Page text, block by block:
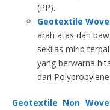
(PP).
Geotextile
arah atas dan
sekilas mirip
yang berwarna
dari Polypropylene
Geotextile Non